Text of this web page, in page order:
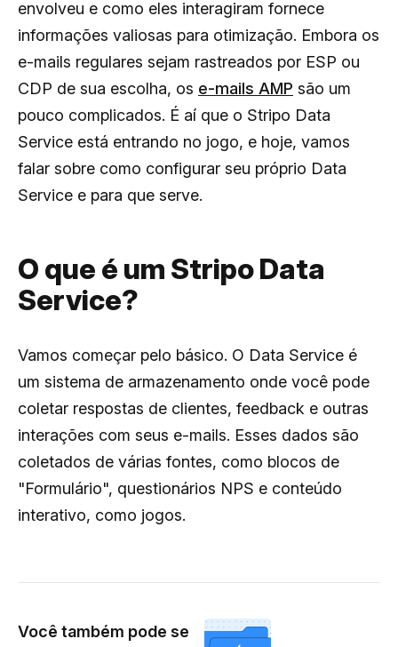
envolveu e como eles interagiram fornece
informações valiosas para otimização. Embora os
e-mails regulares sejam rastreados por ESP ou
CDP de sua escolha, os e-mails AMP são um
pouco complicados. É aí que o Stripo Data
Service está entrando no jogo, e hoje, vamos
falar sobre como configurar seu próprio Data
Service e para que serve.
O que é um Stripo Data
Service?
Vamos começar pelo básico. O Data Service é
um sistema de armazenamento onde você pode
coletar respostas de clientes, feedback e outras
interações com seus e-mails. Esses dados são
coletados de várias fontes, como blocos de
"Formulário", questionários NPS e conteúdo
interativo, como jogos.
Você também pode se